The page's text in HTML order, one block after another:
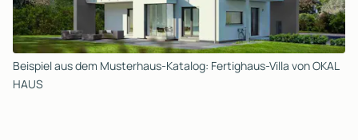
Beispiel aus dem Musterhaus-Katalog: Fertighaus-Villa von OKAL
HAUS